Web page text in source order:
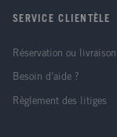
SERVICE CLIENTÈLE
Réservation ou livraison
Besoin d'aide ?
Règlement des litiges